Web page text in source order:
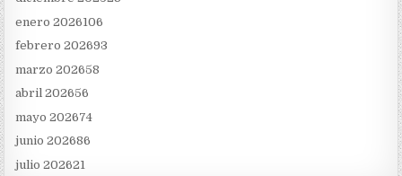
enero 2026106
febrero 202693
marzo 202658
abril 202656
mayo 202674
junio 202686
julio 202621